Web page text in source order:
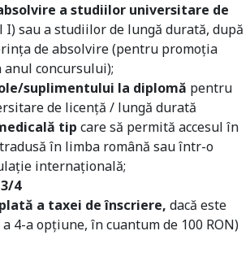
a studiilor universitare de
I) sau a studiilor de lungă durată, după
de absolvire (pentru promoția
concursului);
suplimentului la diplomă pentru
de licență / lungă durată
tip care să permită accesul în
în limba română sau într-o
internațională;
4
a taxei de înscriere, dacă este
4-a opțiune, în cuantum de 100 RON)